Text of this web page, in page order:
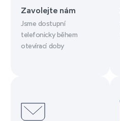
Zavolejte nám
Jsme dostupní
telefonicky během
otevírací doby